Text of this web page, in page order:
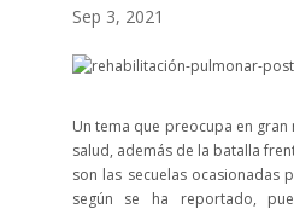
Sep 3, 2021
Un tema que preocupa en
salud, además de la batalla
son las secuelas ocasionadas
según se ha reportado,